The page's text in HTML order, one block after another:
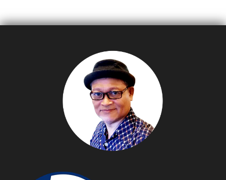
มะเร็งที่ขาดโอกาสในการ